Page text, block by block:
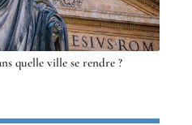
quelle ville se rendre ?